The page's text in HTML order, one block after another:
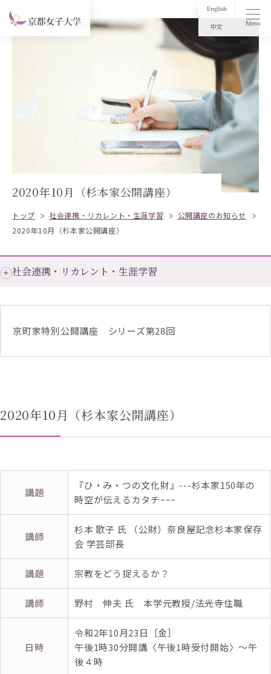
English
中文 Menu
2020年10月（杉本家公開講座）
トップ 社会連携・リカレント・生涯学習
公開講座のお知らせ
2020年10月（杉本家公開講座）
社会連携・リカレント・生涯学習
京町家特別公開講座 シリーズ第28回
2020年10月（杉本家公開講座）
講題
『ひ・み・つの文化財』---杉本家150年の
時空が伝えるカタチｰｰｰ
講師
杉本 歌子 氏 （公財）奈良屋記念杉本家保存
会 学芸部長
講題 宗教をどう捉えるか？
講師 野村 伸夫 氏 本学元教授/法光寺住職
日時
令和2年10月23日［金］
午後1時30分開講〈午後1時受付開始〉～午
後４時